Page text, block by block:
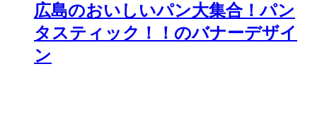
広島のおいしいパン大集合！パン
タスティック！！のバナーデザイ
ン